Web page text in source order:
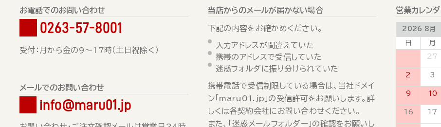
お電話でのお問い合わせ
0263-57-8001
受付：月から金の9～17時（土日祝除く）
メールでのお問い合わせ
info@maru01.jp
当店からのメールが届かない場合
下記の内容をお確かめください。
入力アドレスが間違えていた
携帯のアドレスで受信していた
迷惑フォルダに振り分けられていた
携帯電話で受信制限している場合は、当社ドメイ
ン「maru01.jp」の受信許可をお願いします。詳
しくは各契約会社にお問い合わせください。
また、「迷惑メールフォルダー」の確認をお願いし
営業カレン
2026 8月
日 月
27
2 3
9 10
16 17